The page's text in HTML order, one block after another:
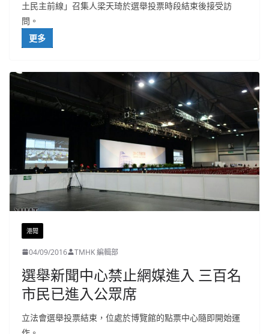
土民主前線」召集人梁天琦於選舉投票時段結束後接受訪
問。
更多
港聞
04/09/2016 TMHK 編輯部
選舉新聞中心禁止網媒進入 三百名
市民已進入公眾席
立法會選舉投票結束，位處於博覽館的點票中心隨即開始運